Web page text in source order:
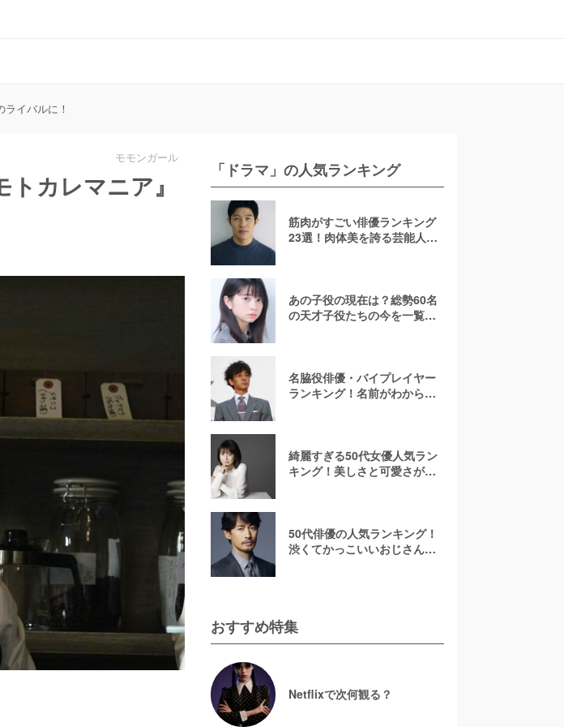
イバルに！
モモンガール
カレマニア』
「ドラマ」の人気ランキング
筋肉がすごい俳優ランキング
23選！肉体美を誇る芸能人を
あの子役の現在は？総勢60名
の天才子役たちの今を一覧で
名脇役俳優・バイプレイヤー
ランキング！名前がわからな
綺麗すぎる50代女優人気ラン
キング！美しさと可愛さが魅
50代俳優の人気ランキング！
渋くてかっこいいおじさん俳
おすすめ特集
Netflixで次何観る？